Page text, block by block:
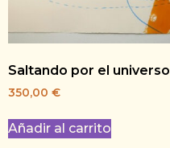
Saltando por el universo
350,00 €
Añadir al carrito